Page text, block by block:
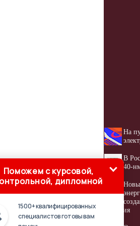
На
В
40-
кремния
Поможем с курсовой,
дипломной
1500+ квалифицированных
специалистов готовы вам